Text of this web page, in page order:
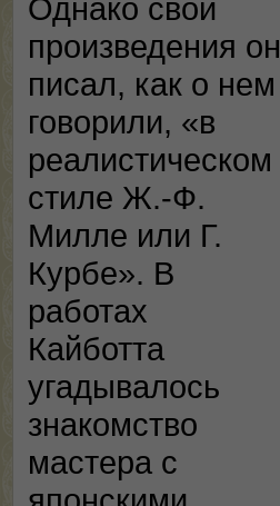
Однако свои
произведения он
писал, как о нем
говорили, «в
реалистическом
стиле Ж.-Ф.
Милле или Г.
Курбе». В
работах
Кайботта
угадывалось
знакомство
мастера с